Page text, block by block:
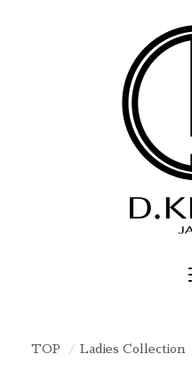
TOP Ladies Collection